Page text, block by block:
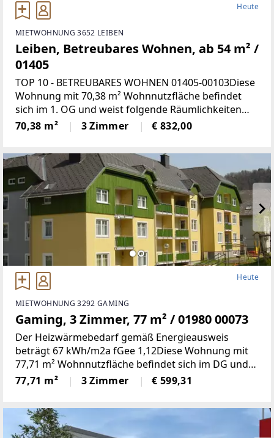
Heute
MIETWOHNUNG 3652 LEIBEN
Leiben, Betreubares Wohnen, ab 54 m² /
01405
TOP 10 - BETREUBARES WOHNEN 01405-00103Diese
Wohnung mit 70,38 m² Wohnnutzfläche befindet
sich im 1. OG und weist folgende Räumlichkeiten
auf:Wohnküche, 2 Schlafzimmer, Bad mit WC,
Vorraum und LoggiaMiete mind.
70,38 m² 3 Zimmer € 832,00
Heute
MIETWOHNUNG 3292 GAMING
Gaming, 3 Zimmer, 77 m² / 01980 00073
Der Heizwärmebedarf gemäß Energieausweis
beträgt 67 kWh/m2a fGee 1,12Diese Wohnung mit
77,71 m² Wohnnutzfläche befindet sich im DG und
weist folgende Räumlichkeiten auf: Küche,
Wohnzimmer, Schlafzimmer, Kinderzimmer, Bad, WC,
77,71 m² 3 Zimmer € 599,31